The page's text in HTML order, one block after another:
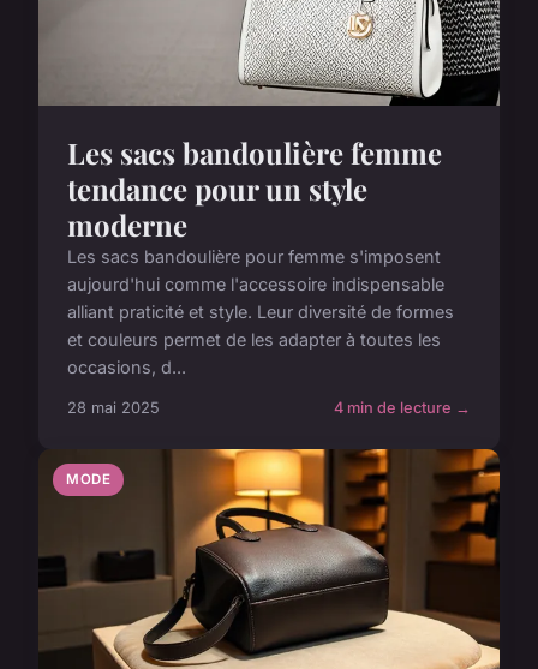
Les sacs bandoulière femme
tendance pour un style
moderne
Les sacs bandoulière pour femme s'imposent
aujourd'hui comme l'accessoire indispensable
alliant praticité et style. Leur diversité de formes
et couleurs permet de les adapter à toutes les
occasions, d...
28 mai 2025 4 min de lecture →
MODE